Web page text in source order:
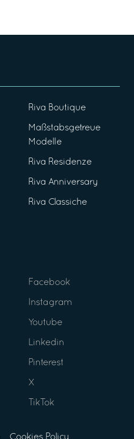
Riva Boutique
Maßstabsgetreue
Modelle
Riva Residenze
Riva Anniversary
Riva Classiche
Facebook
Instagram
Youtube
Linkedin
Pinterest
X
TikTok
Cookies Policy